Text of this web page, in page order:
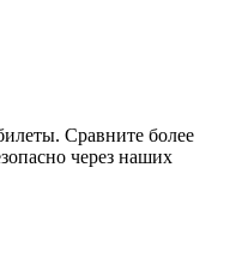
Сравните более
через наших